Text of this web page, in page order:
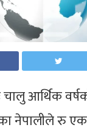
चालु आर्थिक
नेपालीले रु